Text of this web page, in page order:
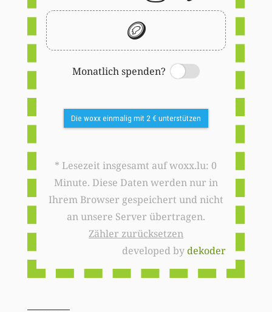
🪙
Monatlich spenden?
Switch
Die woxx einmalig mit 2 € unterstützen
* Lesezeit insgesamt auf woxx.lu: 0
Minute. Diese Daten werden nur in
Ihrem Browser gespeichert und nicht
an unsere Server übertragen.
Zähler zurücksetzen
developed bydekoder